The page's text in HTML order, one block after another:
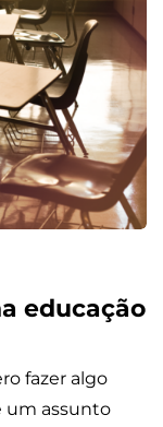
educação
fazer algo
um assunto